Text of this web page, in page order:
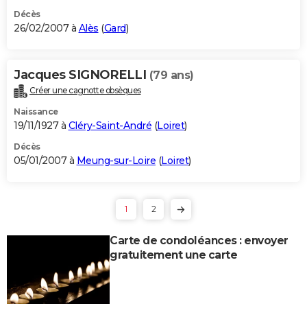
Décès
26/02/2007 à Alès (Gard)
Jacques SIGNORELLI (79 ans)
Créer une cagnotte obsèques
Naissance
19/11/1927 à Cléry-Saint-André (Loiret)
Décès
05/01/2007 à Meung-sur-Loire (Loiret)
1 2
Carte de condoléances : envoyer
gratuitement une carte